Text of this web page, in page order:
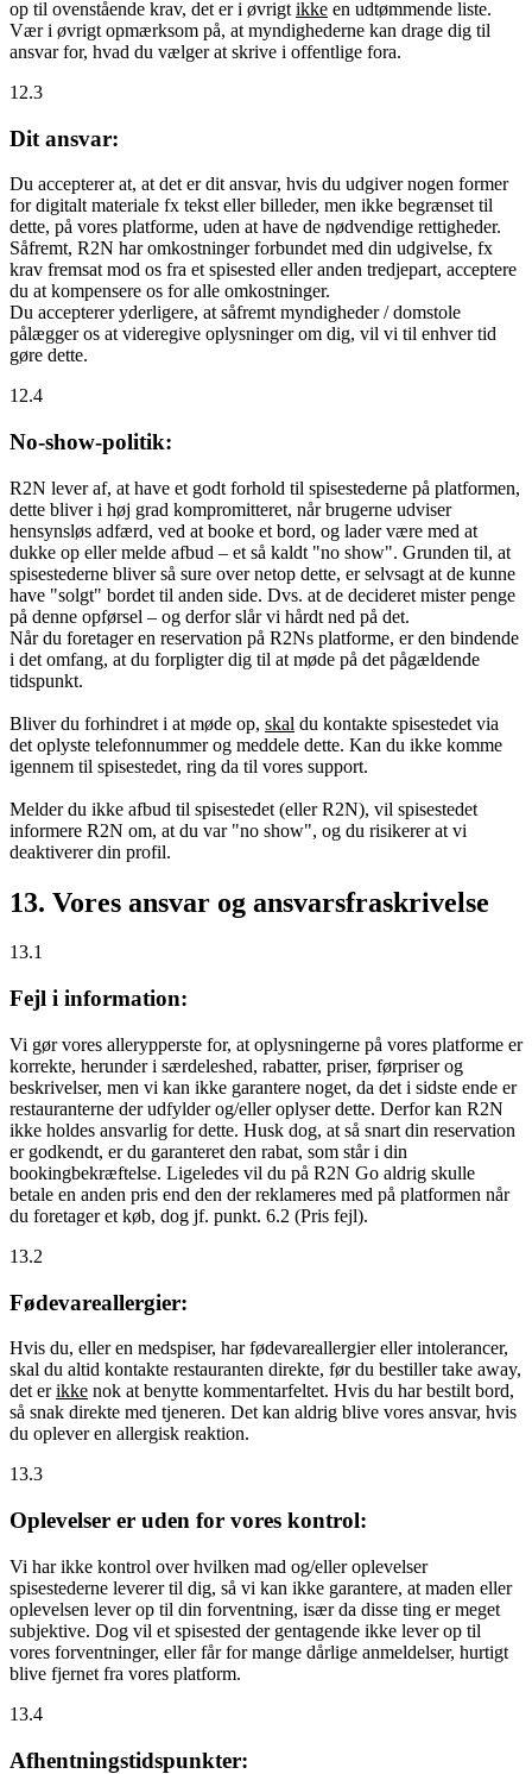
op til ovenstående krav, det er i øvrigt ikke en udtømmende liste.
Vær i øvrigt opmærksom på, at myndighederne kan drage dig til
ansvar for, hvad du vælger at skrive i offentlige fora.
12.3
Dit ansvar:
Du accepterer at, at det er dit ansvar, hvis du udgiver nogen former
for digitalt materiale fx tekst eller billeder, men ikke begrænset til
dette, på vores platforme, uden at have de nødvendige rettigheder.
Såfremt, R2N har omkostninger forbundet med din udgivelse, fx
krav fremsat mod os fra et spisested eller anden tredjepart, acceptere
du at kompensere os for alle omkostninger.
Du accepterer yderligere, at såfremt myndigheder / domstole
pålægger os at videregive oplysninger om dig, vil vi til enhver tid
gøre dette.
12.4
No-show-politik:
R2N lever af, at have et godt forhold til spisestederne på platformen,
dette bliver i høj grad kompromitteret, når brugerne udviser
hensynsløs adfærd, ved at booke et bord, og lader være med at
dukke op eller melde afbud – et så kaldt "no show". Grunden til, at
spisestederne bliver så sure over netop dette, er selvsagt at de kunne
have "solgt" bordet til anden side. Dvs. at de decideret mister penge
på denne opførsel – og derfor slår vi hårdt ned på det.
Når du foretager en reservation på R2Ns platforme, er den bindende
i det omfang, at du forpligter dig til at møde på det pågældende
tidspunkt.
Bliver du forhindret i at møde op, skal du kontakte spisestedet via
det oplyste telefonnummer og meddele dette. Kan du ikke komme
igennem til spisestedet, ring da til vores support.
Melder du ikke afbud til spisestedet (eller R2N), vil spisestedet
informere R2N om, at du var "no show", og du risikerer at vi
deaktiverer din profil.
13. Vores ansvar og ansvarsfraskrivelse
13.1
Fejl i information:
Vi gør vores allerypperste for, at oplysningerne på vores platforme er
korrekte, herunder i særdeleshed, rabatter, priser, førpriser og
beskrivelser, men vi kan ikke garantere noget, da det i sidste ende er
restauranterne der udfylder og/eller oplyser dette. Derfor kan R2N
ikke holdes ansvarlig for dette. Husk dog, at så snart din reservation
er godkendt, er du garanteret den rabat, som står i din
bookingbekræftelse. Ligeledes vil du på R2N Go aldrig skulle
betale en anden pris end den der reklameres med på platformen når
du foretager et køb, dog jf. punkt. 6.2 (Pris fejl).
13.2
Fødevareallergier:
Hvis du, eller en medspiser, har fødevareallergier eller intolerancer,
skal du altid kontakte restauranten direkte, før du bestiller take away,
det erikke nok at benytte kommentarfeltet. Hvis du har bestilt bord,
så snak direkte med tjeneren. Det kan aldrig blive vores ansvar, hvis
du oplever en allergisk reaktion.
13.3
Oplevelser er uden for vores kontrol:
Vi har ikke kontrol over hvilken mad og/eller oplevelser
spisestederne leverer til dig, så vi kan ikke garantere, at maden eller
oplevelsen lever op til din forventning, især da disse ting er meget
subjektive. Dog vil et spisested der gentagende ikke lever op til
vores forventninger, eller får for mange dårlige anmeldelser, hurtigt
blive fjernet fra vores platform.
13.4
Afhentningstidspunkter: